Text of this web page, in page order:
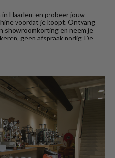
Haarlem en probeer jouw
voordat je koopt. Ontvang
showroomkorting en neem je
geen afspraak nodig. De